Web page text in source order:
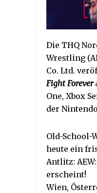
Die THQ
Wrestling
Co. Ltd.
Fight Forever
One, Xbox
der
Old-School-
heute ein
Antlitz: AEW:
erscheint!
Wien,